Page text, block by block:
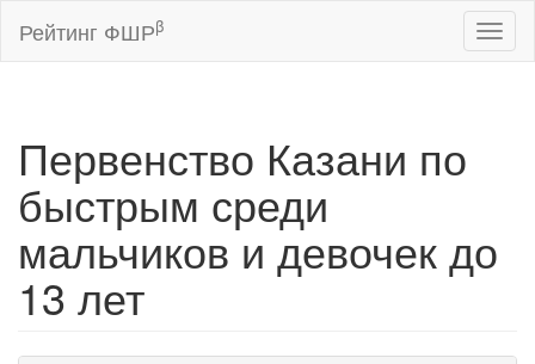
Рейтинг ФШРβ
Первенство Казани по
быстрым среди
мальчиков и девочек до
13 лет